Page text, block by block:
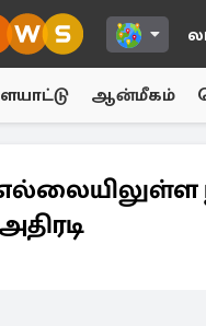
ஆன்மீகம்